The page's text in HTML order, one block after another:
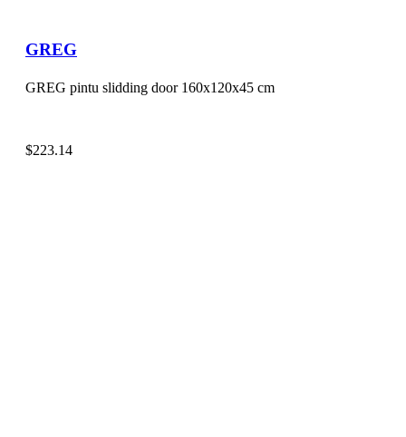
GREG
GREG pintu slidding door 160x120x45 cm
$223.14